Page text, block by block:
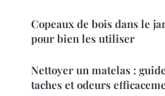
Copeaux de bois dans le
pour bien les utiliser
Nettoyer un matelas :
taches et odeurs